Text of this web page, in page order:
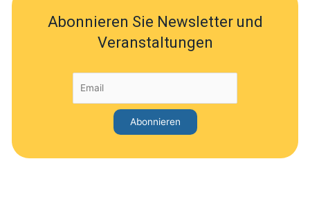
Abonnieren Sie Newsletter und
Veranstaltungen